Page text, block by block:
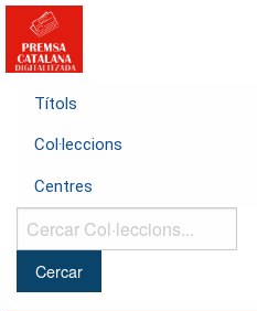
Títols
Col·leccions
Centres
Cercar
Col·leccions...